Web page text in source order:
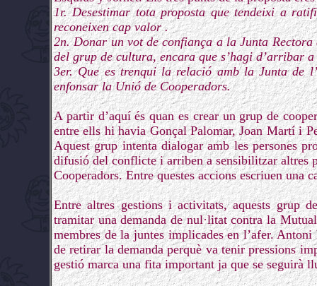
1r. Desestimar tota proposta que tendeixi a
reconeixen cap valor .
2n. Donar un vot de confiança a la Junta
del grup de cultura, encara que s’hagi d’arribar
3er. Que es trenqui la relació amb la Junta de
enfonsar la Unió de Cooperadors.
A partir d’aquí és quan es crear un grup de
entre ells hi havia Gonçal Palomar, Joan Martí i
Aquest grup intenta dialogar amb les persones
difusió del conflicte i arriben a sensibilitzar altres
Cooperadors. Entre questes accions escriuen una
Entre altres gestions i activitats, aquests grup
tramitar una demanda de nul·litat contra la
membres de la juntes implicades en l’afer.
de retirar la demanda perquè va tenir pressions
gestió marca una fita important ja que se seguirà